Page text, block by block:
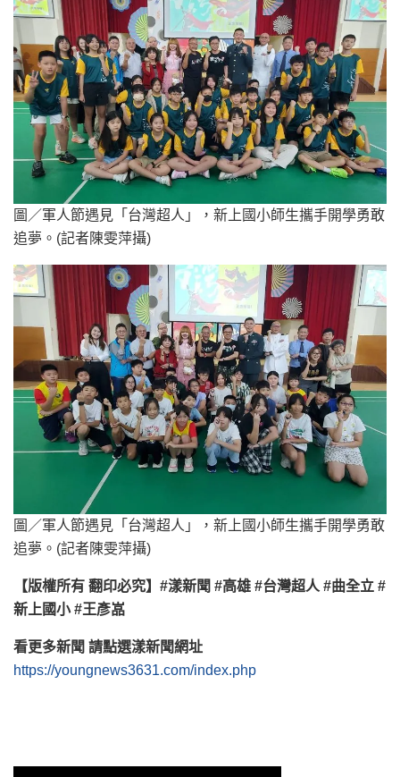
圖／軍人節遇見「台灣超人」，新上國小師生攜手開學勇敢
追夢。(記者陳雯萍攝)
圖／軍人節遇見「台灣超人」，新上國小師生攜手開學勇敢
追夢。(記者陳雯萍攝)
【版權所有 翻印必究】#漾新聞 #高雄 #台灣超人 #曲全立 #
新上國小 #王彥嵓
看更多新聞 請點選漾新聞網址
https://youngnews3631.com/index.php